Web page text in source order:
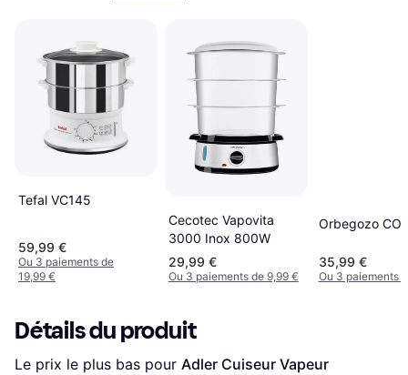
Tefal VC145
59,99 €
Ou 3 paiements de
19,99 €
Cecotec Vapovita
3000 Inox 800W
29,99 €
Ou 3 paiements de 9,99 €
Orbegozo CO
35,99 €
Ou 3 paiements
Détails du produit
Le prix le plus bas pour Adler Cuiseur Vapeur